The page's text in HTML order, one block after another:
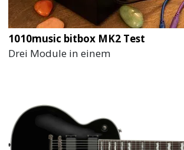
1010music bitbox MK2 Test
Drei Module in einem